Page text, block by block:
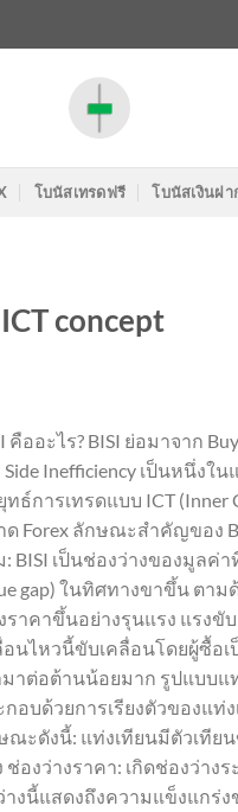
โบนัสเทรดฟรี โบนัสเงินฝา
concept
คืออะไร? BISI ย่อมาจาก
Side Inefficiency เป็นหนึ่ง
ทธ์การเทรดแบบ ICT (Inner
ด Forex ลักษณะสำคัญของ
: BISI เป็นช่องว่างของมูลค่
gap) ในทิศทางขาขึ้น ตาม
ราคาขึ้นอย่างรุนแรง แรงขั
อนไหวนี้ขับเคลื่อนโดยผู้ซื้อ
มาต่อต้านน้อยมาก รูปแบบแท่
กอบด้วยการเรียงตัวของแท่
ณะดังนี้: แท่งเทียนมีตัวเทีย
องว่างราคา: เกิดช่องว่าง
งนี้แสดงถึงความแข็งแกร่